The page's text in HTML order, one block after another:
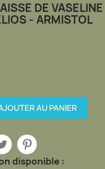
DE
- ARMISTOL
AU PANIER
disponible :